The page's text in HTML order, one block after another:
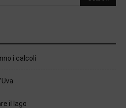
i calcoli
il lago